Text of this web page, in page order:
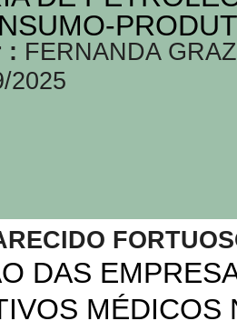
: FERNANDA
2025
DAS
MÉDICOS